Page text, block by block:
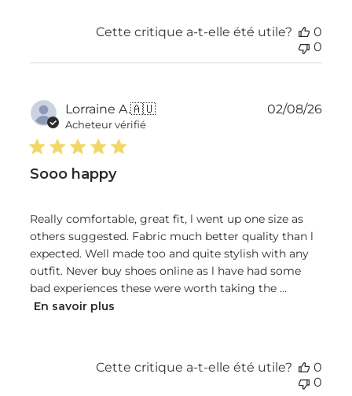
Cette critique a-t-elle été utile?
0
0
Lorraine A.🇦🇺
Acheteur vérifié
Sooo happy
Really comfortable, great fit, l went up one size as
others suggested. Fabric much better quality than l
expected. Well made too and quite stylish with any
outfit. Never buy shoes online as l have had some
bad experiences these were worth taking the ...
En savoir plus
Date
02/08/26
Cette critique a-t-elle été utile?
0
0